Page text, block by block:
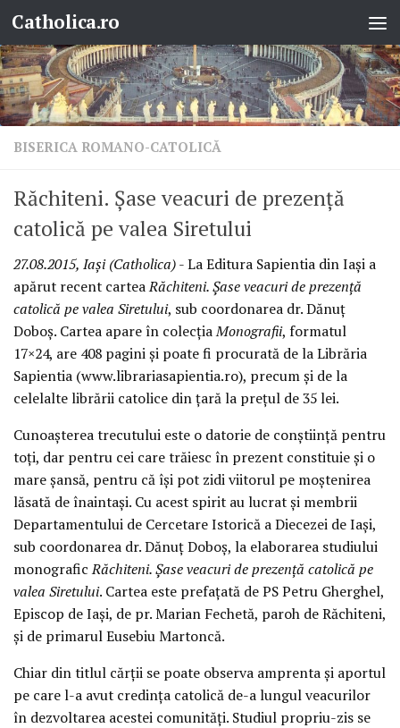
Skip to content
Catholica.ro
BISERICA ROMANO-CATOLICĂ
Răchiteni. Șase veacuri de prezență
catolică pe valea Siretului
27.08.2015, Iași (Catholica)- La Editura Sapientia din Iași a
apărut recent carteaRăchiteni. Șase veacuri de prezență
catolică pe valea Siretului, sub coordonarea dr. Dănuț
Doboș. Cartea apare în colecțiaMonografii, formatul
17×24, are 408 pagini și poate fi procurată de la Librăria
Sapientia (www.librariasapientia.ro), precum și de la
celelalte librării catolice din țară la prețul de 35 lei.
Cunoașterea trecutului este o datorie de conștiință pentru
toți, dar pentru cei care trăiesc în prezent constituie și o
mare șansă, pentru că își pot zidi viitorul pe moștenirea
lăsată de înaintași. Cu acest spirit au lucrat și membrii
Departamentului de Cercetare Istorică a Diecezei de Iași,
sub coordonarea dr. Dănuț Doboș, la elaborarea studiului
monograficRăchiteni. Șase veacuri de prezență catolică pe
valea Siretului. Cartea este prefațată de PS Petru Gherghel,
Episcop de Iași, de pr. Marian Fechetă, paroh de Răchiteni,
și de primarul Eusebiu Martoncă.
Chiar din titlul cărții se poate observa amprenta și aportul
pe care l-a avut credința catolică de-a lungul veacurilor
în dezvoltarea acestei comunități. Studiul propriu-zis se